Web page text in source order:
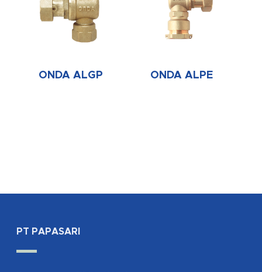
ONDA ALGP ONDA ALPE
PT PAPASARI